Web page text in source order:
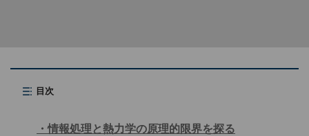
目次
情報処理と熱力学の原理的限界を探る